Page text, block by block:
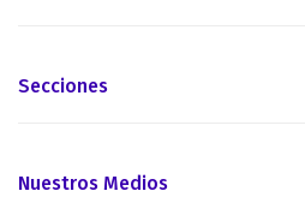
Secciones
Nuestros Medios